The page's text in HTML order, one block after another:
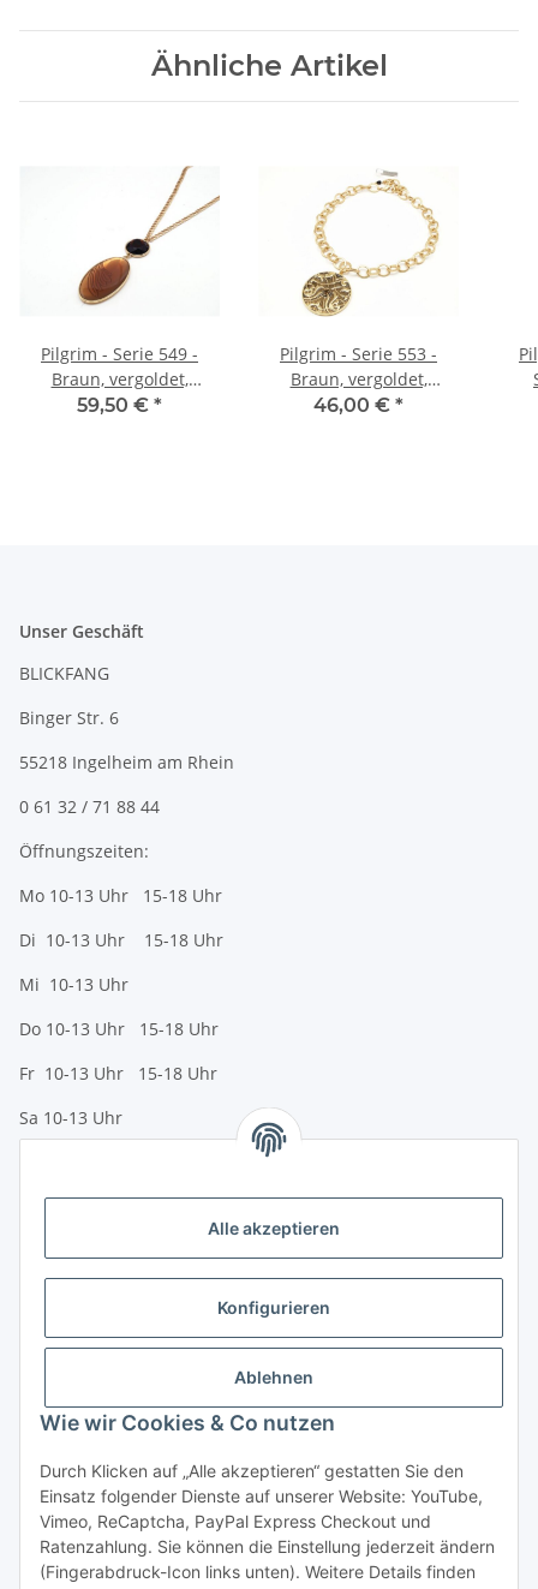
Alle akzeptieren
Konfigurieren
Ablehnen
Wie wir Cookies & Co nutzen
Durch Klicken auf „Alle akzeptieren“ gestatten Sie den
Einsatz folgender Dienste auf unserer Website: YouTube,
Vimeo, ReCaptcha, PayPal Express Checkout und
Ratenzahlung. Sie können die Einstellung jederzeit ändern
(Fingerabdruck-Icon links unten). Weitere Details finden
Ähnliche Artikel
Pilgrim - Serie 549 -
Braun, vergoldet,
Halskette mit Anhänger
59,50 € *
Pilgrim - Serie 553 -
Braun, vergoldet,
Halskette
46,00 € *
Unser Geschäft
BLICKFANG
Binger Str. 6
55218 Ingelheim am Rhein
0 61 32 / 71 88 44
Öffnungszeiten:
Mo 10-13 Uhr 15-18 Uhr
Di 10-13 Uhr 15-18 Uhr
Mi 10-13 Uhr
Do 10-13 Uhr 15-18 Uhr
Fr 10-13 Uhr 15-18 Uhr
Sa 10-13 Uhr
Vorkasse (per Bank-Überweisung)
Sofortüberweisung
Rechnungskauf
Gesetzliche Informationen
Informationen